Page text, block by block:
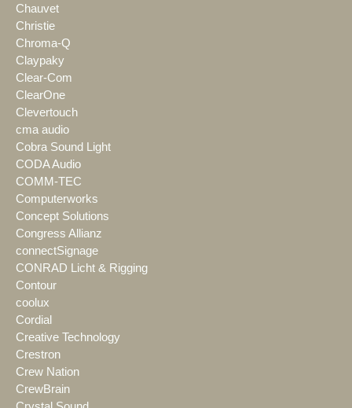
Chauvet
Christie
Chroma-Q
Claypaky
Clear-Com
ClearOne
Clevertouch
cma audio
Cobra Sound Light
CODA Audio
COMM-TEC
Computerworks
Concept Solutions
Congress Allianz
connectSignage
CONRAD Licht & Rigging
Contour
coolux
Cordial
Creative Technology
Crestron
Crew Nation
CrewBrain